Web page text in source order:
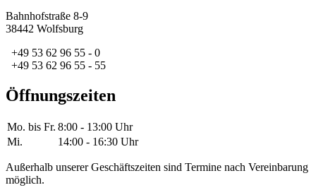
Bahnhofstraße 8-9
38442 Wolfsburg
+49 53 62 96 55 - 0
+49 53 62 96 55 - 55
Öffnungszeiten
Mo. bis Fr. 8:00 - 13:00 Uhr
Mi.
14:00 - 16:30 Uhr
Außerhalb unserer Geschäftszeiten sind Termine nach Vereinbarung
möglich.